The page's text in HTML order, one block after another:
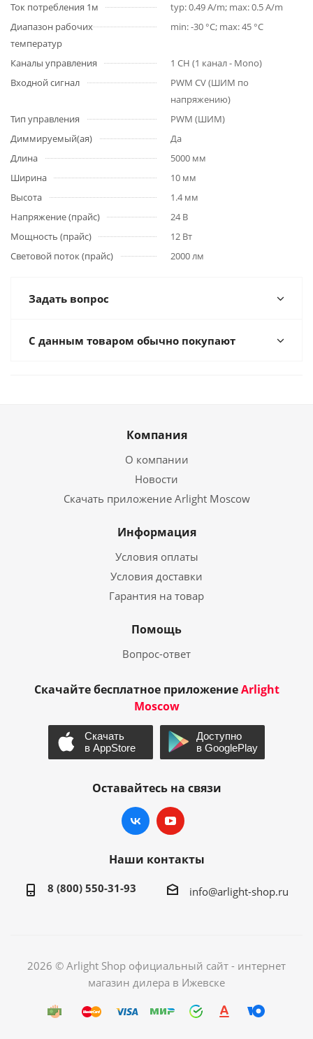
Ток потребления 1м
typ: 0.49 A/m; max: 0.5 A/m
Диапазон рабочих
температур
min: -30 °C; max: 45 °C
Каналы управления
1 CH (1 канал - Mono)
Входной сигнал
PWM СV (ШИМ по
напряжению)
Тип управления
PWM (ШИМ)
Диммируемый(ая)
Да
Длина
5000 мм
Ширина
10 мм
Высота
1.4 мм
Напряжение (прайс)
24 В
Мощность (прайс)
12 Вт
Световой поток (прайс)
2000 лм
Задать вопрос
С данным товаром обычно покупают
Компания
О компании
Новости
Скачать приложение Arlight Moscow
Информация
Условия оплаты
Условия доставки
Гарантия на товар
Помощь
Вопрос-ответ
Скачайте бесплатное приложениеArlight
Moscow
Оставайтесь на связи
Наши контакты
8 (800) 550-31-93 info@arlight-shop.ru
2026 © Arlight Shop официальный сайт - интернет
магазин дилера в Ижевске